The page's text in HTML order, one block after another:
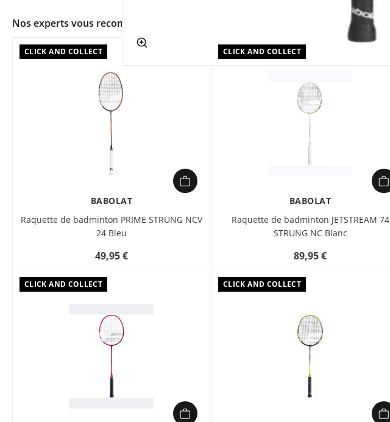
app.ui.shop.product.zoom
Nos experts vous recommandent
CLICK AND COLLECT
BABOLAT
Raquette de badminton PRIME STRUNG NCV
24 Bleu
49,95 €
CLICK AND COLLECT
BABOLAT
Raquette de badminton JETSTREAM 74
STRUNG NC Blanc
89,95 €
CLICK AND COLLECT CLICK AND COLLECT